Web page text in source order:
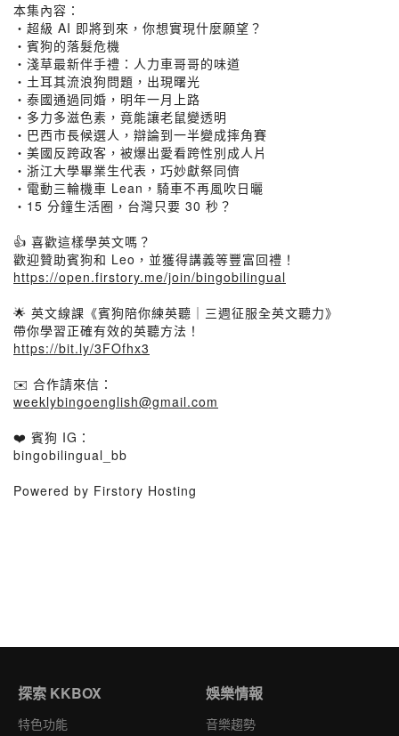
本集內容：
・超級 AI 即將到來，你想實現什麼願望？
・賓狗的落髮危機
・淺草最新伴手禮：人力車哥哥的味道
・土耳其流浪狗問題，出現曙光
・泰國通過同婚，明年一月上路
・多力多滋色素，竟能讓老鼠變透明
・巴西市長候選人，辯論到一半變成摔角賽
・美國反跨政客，被爆出愛看跨性別成人片
・浙江大學畢業生代表，巧妙獻祭同儕
・電動三輪機車 Lean，騎車不再風吹日曬
・15 分鐘生活圈，台灣只要 30 秒？
👍 喜歡這樣學英文嗎？
歡迎贊助賓狗和 Leo，並獲得講義等豐富回禮！
https://open.firstory.me/join/bingobilingual
🌟 英文線課《賓狗陪你練英聽｜三週征服全英文聽力》
帶你學習正確有效的英聽方法！
https://bit.ly/3FOfhx3
✉️ 合作請來信：
weeklybingoenglish@gmail.com
❤️ 賓狗 IG：
bingobilingual_bb
Powered by Firstory Hosting
探索 KKBOX
特色功能
娛樂情報
音樂趨勢